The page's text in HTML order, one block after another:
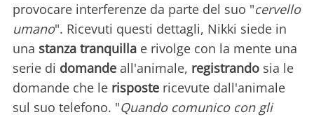
provocare interferenze da parte del suo "cervello
umano". Ricevuti questi dettagli, Nikki siede in
una stanza tranquilla e rivolge con la mente una
serie di domande all'animale, registrando sia le
domande che le risposte ricevute dall'animale
sul suo telefono. "Quando comunico con gli